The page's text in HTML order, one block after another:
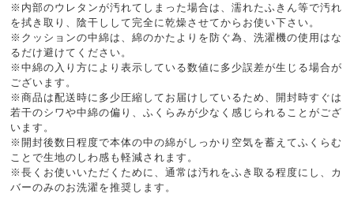
※内部のウレタンが汚れてしまった場合は、濡れたふきん等で汚れ
を拭き取り、陰干しして完全に乾燥させてからお使い下さい。
※クッションの中綿は、綿のかたよりを防ぐ為、洗濯機の使用はな
るだけ避けてください。
※中綿の入り方により表示している数値に多少誤差が生じる場合が
ございます。
※商品は配送時に多少圧縮してお届けしているため、開封時すぐは
若干のシワや中綿の偏り、ふくらみが少なく感じられることがござ
います。
※開封後数日程度で本体の中の綿がしっかり空気を蓄えてふくらむ
ことで生地のしわ感も軽減されます。
※長くお使いいただくために、通常は汚れをふき取る程度にし、カ
バーのみのお洗濯を推奨します。